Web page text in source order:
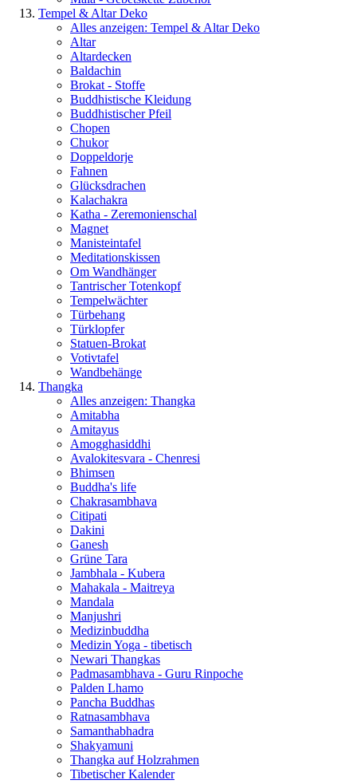
Tempel & Altar Deko
Alles anzeigen: Tempel & Altar Deko
Altar
Altardecken
Baldachin
Brokat - Stoffe
Buddhistische Kleidung
Buddhistischer Pfeil
Chopen
Chukor
Doppeldorje
Fahnen
Glücksdrachen
Kalachakra
Katha - Zeremonienschal
Magnet
Manisteintafel
Meditationskissen
Om Wandhänger
Tantrischer Totenkopf
Tempelwächter
Türbehang
Türklopfer
Statuen-Brokat
Votivtafel
Wandbehänge
Thangka
Alles anzeigen: Thangka
Amitabha
Amitayus
Amogghasiddhi
Avalokitesvara - Chenresi
Bhimsen
Buddha's life
Chakrasambhava
Citipati
Dakini
Ganesh
Grüne Tara
Jambhala - Kubera
Mahakala - Maitreya
Mandala
Manjushri
Medizinbuddha
Medizin Yoga - tibetisch
Newari Thangkas
Padmasambhava - Guru Rinpoche
Palden Lhamo
Pancha Buddhas
Ratnasambhava
Samanthabhadra
Shakyamuni
Thangka auf Holzrahmen
Tibetischer Kalender